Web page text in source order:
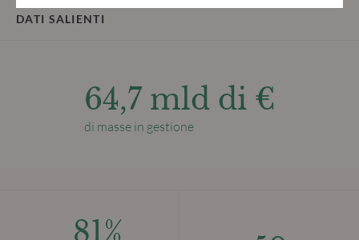
DATI SALIENTI
64,7 mld di €
di masse in gestione
81%